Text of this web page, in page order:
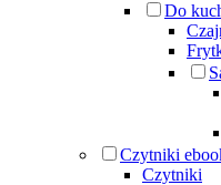
Do
Czytniki
Czytniki